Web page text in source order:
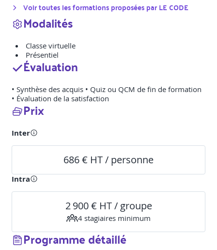
Voir toutes les formations proposées parLE CODE
Modalités
Classe virtuelle
Présentiel
Évaluation
• Synthèse des acquis • Quiz ou QCM de fin de formation
• Évaluation de la satisfaction
Prix
Inter
686 € HT / personne
Intra
2 900 € HT / groupe
4 stagiaires minimum
Programme détaillé